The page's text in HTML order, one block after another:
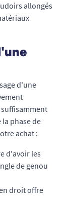
allongés
d'une
phase de
achat :
d'avoir les
de genou
droit offre